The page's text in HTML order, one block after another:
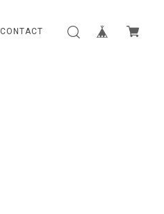
CONTACT